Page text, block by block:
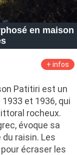
en maison
+ infos
Patitiri est un
et 1936, qui
rocheux.
évoque sa
raisin. Les
écraser les